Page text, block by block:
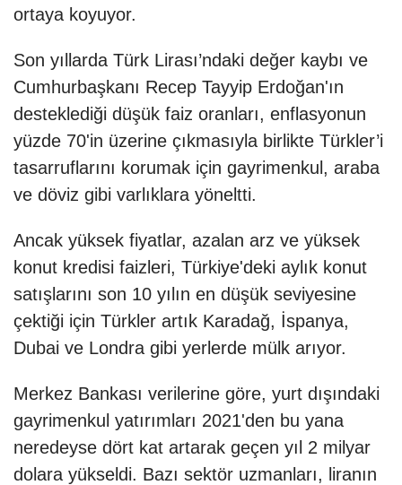
ortaya koyuyor.
Son yıllarda Türk Lirası’ndaki değer kaybı ve
Cumhurbaşkanı Recep Tayyip Erdoğan'ın
desteklediği düşük faiz oranları, enflasyonun
yüzde 70'in üzerine çıkmasıyla birlikte Türkler’i
tasarruflarını korumak için gayrimenkul, araba
ve döviz gibi varlıklara yöneltti.
Ancak yüksek fiyatlar, azalan arz ve yüksek
konut kredisi faizleri, Türkiye'deki aylık konut
satışlarını son 10 yılın en düşük seviyesine
çektiği için Türkler artık Karadağ, İspanya,
Dubai ve Londra gibi yerlerde mülk arıyor.
Merkez Bankası verilerine göre, yurt dışındaki
gayrimenkul yatırımları 2021'den bu yana
neredeyse dört kat artarak geçen yıl 2 milyar
dolara yükseldi. Bazı sektör uzmanları, liranın